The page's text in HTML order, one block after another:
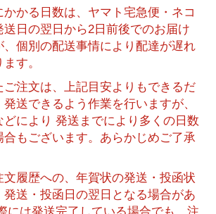
かかる日数は、ヤマト宅急便・ネコ
送日の翌日から2日前後でのお届け
、個別の配送事情により配達が遅れ
す。
ご注文は、上記目安よりもできるだ
送できるよう作業を行いますが、
どにより 発送までにより多くの日数
合もございます。あらかじめご了承
文履歴への、年賀状の発送・投函状
発送・投函日の翌日となる場合があ
には発送完了している場合でも、注